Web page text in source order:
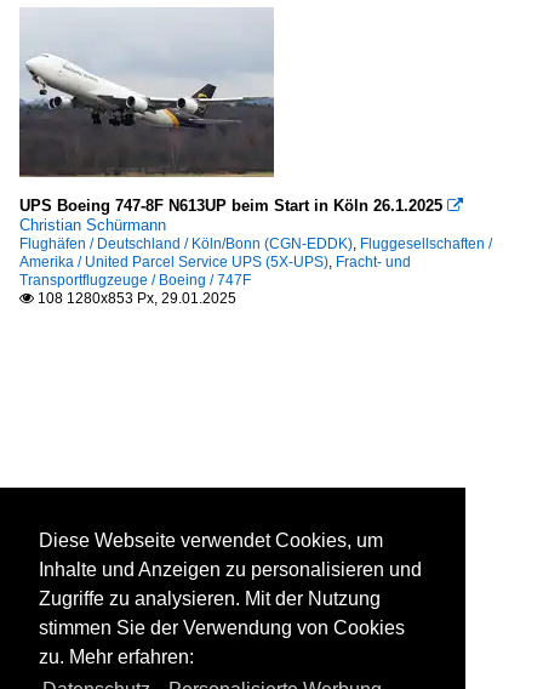
UPS Boeing 747-8F N613UP beim Start in Köln 26.1.2025 
Christian Schürmann
Flughäfen / Deutschland / Köln/Bonn (CGN-EDDK), Fluggesellschaften /
Amerika / United Parcel Service UPS (5X-UPS), Fracht- und
Transportflugzeuge / Boeing / 747F
 108 1280x853 Px, 29.01.2025
Diese Webseite verwendet Cookies, um
Inhalte und Anzeigen zu personalisieren und
Zugriffe zu analysieren. Mit der Nutzung
stimmen Sie der Verwendung von Cookies
zu. Mehr erfahren: